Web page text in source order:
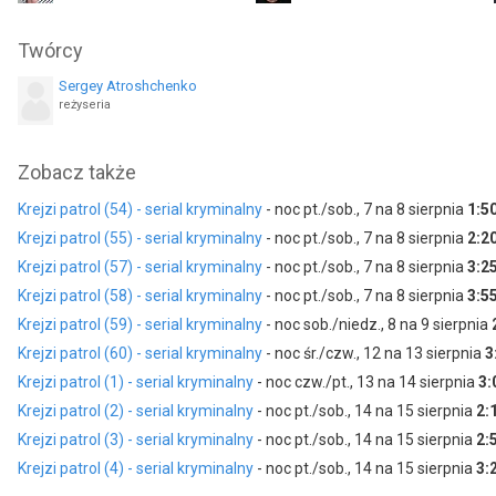
Twórcy
Sergey Atroshchenko
reżyseria
Zobacz także
Krejzi patrol (54) - serial kryminalny - noc pt./sob., 7 na 8 sierpnia
Krejzi patrol (55) - serial kryminalny - noc pt./sob., 7 na 8 sierpnia
Krejzi patrol (57) - serial kryminalny - noc pt./sob., 7 na 8 sierpnia 3:25
Krejzi patrol (58) - serial kryminalny - noc pt./sob., 7 na 8 sierpnia 3:55
Krejzi patrol (59) - serial kryminalny - noc sob./niedz., 8 na 9 sierpnia
Krejzi patrol (60) - serial kryminalny - noc śr./czw., 12 na 13 sierpnia
Krejzi patrol (1) - serial kryminalny - noc czw./pt., 13 na 14 sierpnia
Krejzi patrol (2) - serial kryminalny - noc pt./sob., 14 na 15 sierpnia
Krejzi patrol (3) - serial kryminalny - noc pt./sob., 14 na 15 sierpnia
Krejzi patrol (4) - serial kryminalny - noc pt./sob., 14 na 15 sierpnia